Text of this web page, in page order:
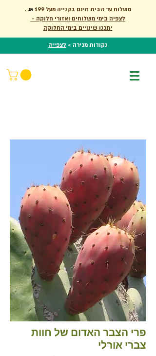
. משלוח עד הבית חינם בקנייה מעל 199 ₪
.
לצפיה בימי משלוחים ואזורי חלוקה -
יתכנו שינויים בימי החלוקה
נקודות מכירה > לצפייה
פרי הצבר האדום של חוות
צברי אורלי